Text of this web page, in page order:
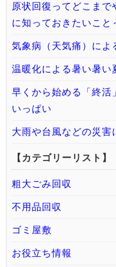
原状回復ってどこまで
に知っておきたいこと
気象病（天気痛）によ
温暖化による暑い暑い
早くから始める「終活
いっぱい
大雨や台風などの災害
【カテゴリーリスト】
粗大ごみ回収
不用品回収
ゴミ屋敷
お役立ち情報